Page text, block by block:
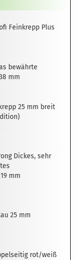
Feinkrepp Plus
bewährte
mm
25 mm breit
Dickes, sehr
mm
25 mm
rot/weiß